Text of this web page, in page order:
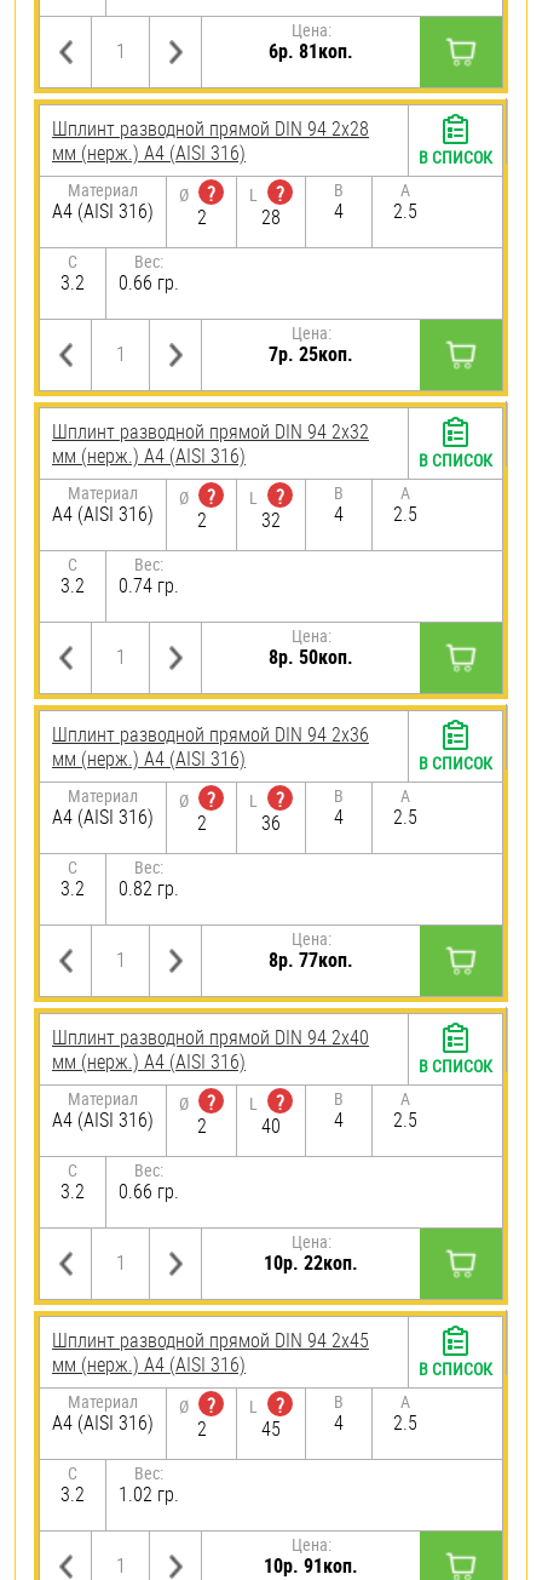
Цена:
6р. 81коп.
Шплинт разводной прямой DIN 94 2х28
мм (нерж.) A4 (AISI 316)
Материал
A4 (AISI 316)
Ø
?
2
L
?
28
B
4
A
2.5
C
3.2
Вес:
0.66 гр.
Цена:
7р. 25коп.
В СПИСОК
Шплинт разводной прямой DIN 94 2х32
мм (нерж.) A4 (AISI 316)
Материал
A4 (AISI 316)
Ø
?
2
L
?
32
B
4
A
2.5
C
3.2
Вес:
0.74 гр.
Цена:
8р. 50коп.
В СПИСОК
Шплинт разводной прямой DIN 94 2х36
мм (нерж.) A4 (AISI 316)
Материал
A4 (AISI 316)
Ø
?
2
L
?
36
B
4
A
2.5
C
3.2
Вес:
0.82 гр.
Цена:
8р. 77коп.
В СПИСОК
Шплинт разводной прямой DIN 94 2х40
мм (нерж.) A4 (AISI 316)
Материал
A4 (AISI 316)
Ø
?
2
L
?
40
B
4
A
2.5
C
3.2
Вес:
0.66 гр.
Цена:
10р. 22коп.
В СПИСОК
Шплинт разводной прямой DIN 94 2х45
мм (нерж.) A4 (AISI 316)
Материал
A4 (AISI 316)
Ø
?
2
L
?
45
B
4
A
2.5
C
3.2
Вес:
1.02 гр.
Цена:
10р. 91коп.
В СПИСОК